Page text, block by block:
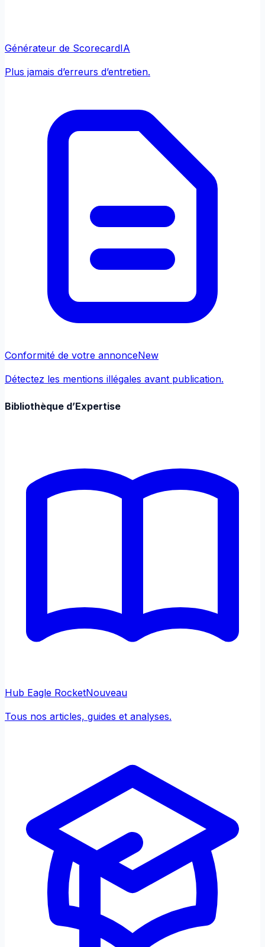
Générateur de ScorecardIA
Plus jamais d’erreurs d’entretien.
Conformité de votre annonceNew
Détectez les mentions illégales avant publication.
Bibliothèque d’Expertise
Hub Eagle RocketNouveau
Tous nos articles, guides et analyses.